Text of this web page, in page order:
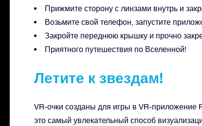
Прижмите сторону с линзами внутрь и
Возьмите свой телефон, запустите
Закройте переднюю крышку и прочно
Приятного путешествия по Вселенной!
Летите к звездам!
VR-очки созданы для игры в VR-
это самый увлекательный способ